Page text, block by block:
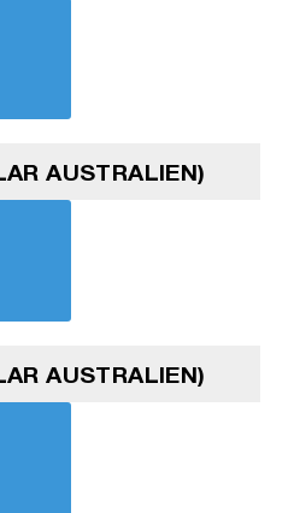
AUSTRALIEN)
AUSTRALIEN)